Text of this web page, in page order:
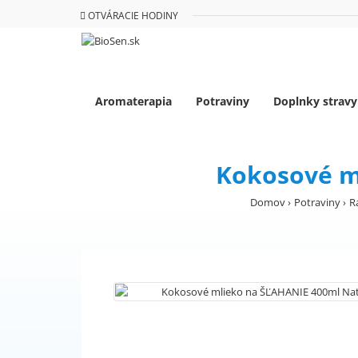
OTVÁRACIE HODINY
Aromaterapia Potraviny Doplnky stravy
Kokosové
Domov Potraviny